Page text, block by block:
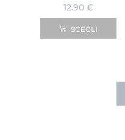
12.90 €
SCEGLI